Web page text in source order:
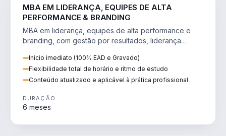
MBA EM LIDERANÇA, EQUIPES DE ALTA
PERFORMANCE & BRANDING
MBA em liderança, equipes de alta performance e
branding, com gestão por resultados, liderança
Inicio imediato (100% EAD e Gravado)
Flexibilidade total de horário e ritmo de estudo
Conteúdo atualizado e aplicável à prática profissional
DURAÇÃO
6 meses